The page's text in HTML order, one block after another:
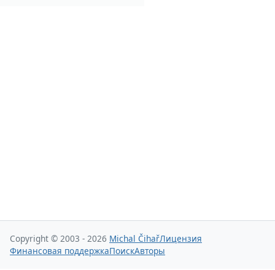
Copyright © 2003 - 2026 Michal ČihařЛицензия
Финансовая поддержкаПоискАвторы